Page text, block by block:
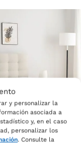
y personalizar la
asociada a
y, en el caso
personalizar los
. Consulte la